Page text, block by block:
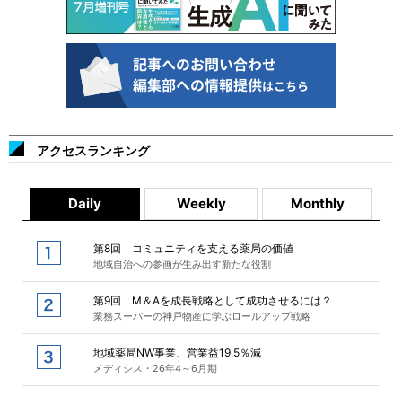
アクセスランキング
Daily Weekly Monthly
第8回 コミュニティを支える薬局の価値
地域自治への参画が生み出す新たな役割
第9回 M＆Aを成長戦略として成功させるには？
業務スーパーの神戸物産に学ぶロールアップ戦略
地域薬局NW事業、営業益19.5％減
メディシス・26年4～6月期